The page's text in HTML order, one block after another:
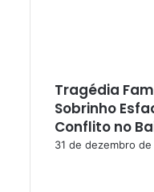
Tragédia
Sobrinho
Conflito no
31 de dezembro